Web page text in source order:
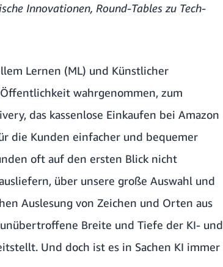
Innovationen, Round-Tables zu Tech-
Lernen (ML) und Künstlicher
wahrgenommen, zum
das kassenlose Einkaufen bei Amazon
die Kunden einfacher und bequemer
oft auf den ersten Blick nicht
über unsere große Auswahl und
Auslesung von Zeichen und Orten aus
Breite und Tiefe der KI- und
Und doch ist es in Sachen KI immer